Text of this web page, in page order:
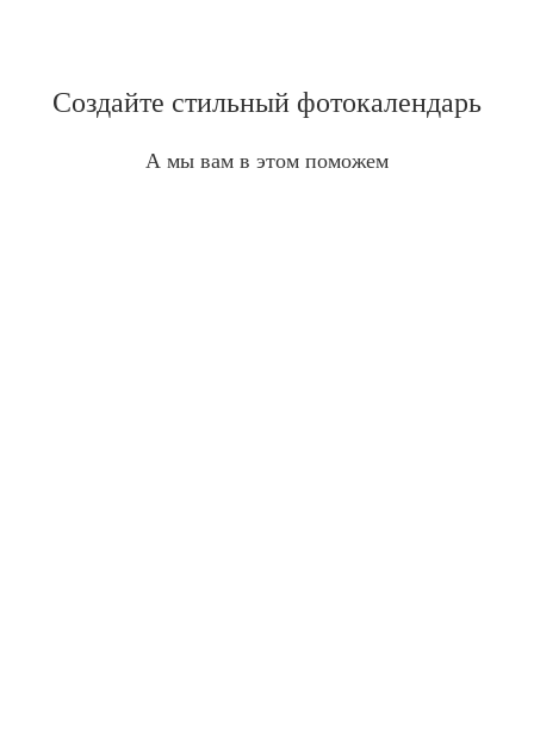
Создайте стильный фотокалендарь
А мы вам в этом поможем